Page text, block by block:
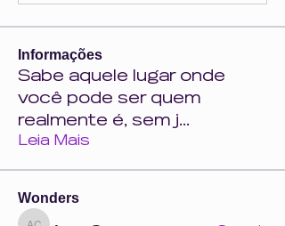
Informações
Sabe aquele lugar onde
você pode ser quem
realmente é, sem j...
Leia Mais
Wonders